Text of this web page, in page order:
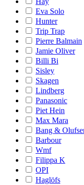
Eva Solo
Hunter
Trip Trap
Pierre Balmain
Jamie Oliver
Billi Bi
Sisley
Skagen
Lindberg
Panasonic
Piet Hein
Max Mara
Bang &
Barbour
Wmf
Filippa K
OPI
Haglöfs